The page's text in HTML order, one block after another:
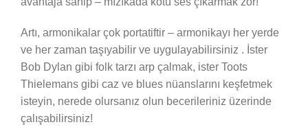
Artı, armonikalar çok portatiftir – armonikayı her yerde
ve her zaman taşıyabilir ve uygulayabilirsiniz . İster
Bob Dylan gibi folk tarzı arp çalmak, ister Toots
Thielemans gibi caz ve blues nüanslarını keşfetmek
isteyin, nerede olursanız olun becerileriniz üzerinde
çalışabilirsiniz!